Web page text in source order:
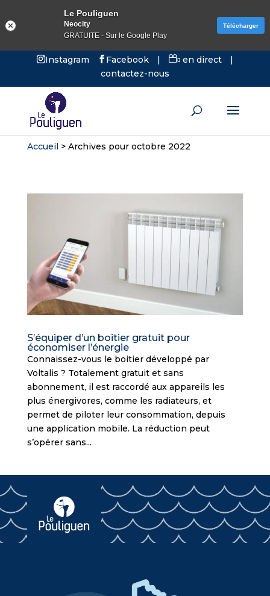
Instagram Facebook | en direct
|
contactez-nous
Accueil> Archives pour octobre 2022
S’équiper d’un boitier gratuit pour
économiser l’énergie
Connaissez-vous le boitier développé par
Voltalis ? Totalement gratuit et sans
abonnement, il est raccordé aux appareils les
plus énergivores, comme les radiateurs, et
permet de piloter leur consommation, depuis
une application mobile. La réduction peut
s’opérer sans...
Le Pouliguen
Neocity
GRATUITE - Sur le Google Play
Télécharger